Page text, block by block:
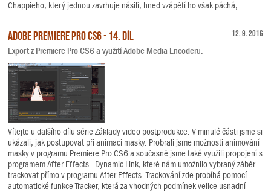
Chappieho, který jednou zavrhuje násilí, hned vzápětí ho však páchá,...
12. 9. 2016
Adobe Premiere Pro CS6 - 14. díl
Export z Premiere Pro CS6 a využití Adobe Media Encoderu.
Vítejte u dalšího dílu série Základy video postprodukce. V minulé části jsme si
ukázali, jak postupovat při animaci masky. Probrali jsme možnosti animování
masky v programu Premiere Pro CS6 a současně jsme také využili propojení s
programem After Effects - Dynamic Link, které nám umožnilo vybraný záběr
trackovat přímo v programu After Effects. Trackování zde probíhá pomocí
automatické funkce Tracker, která za vhodných podmínek velice usnadní